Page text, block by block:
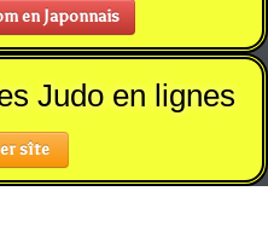
en Japonnais
Judo en lignes
sîte